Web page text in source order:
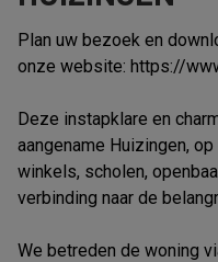
Plan uw bezoek en
onze website: https://
Deze instapklare en
aangename Huizingen,
winkels, scholen,
verbinding naar de
We betreden de woning